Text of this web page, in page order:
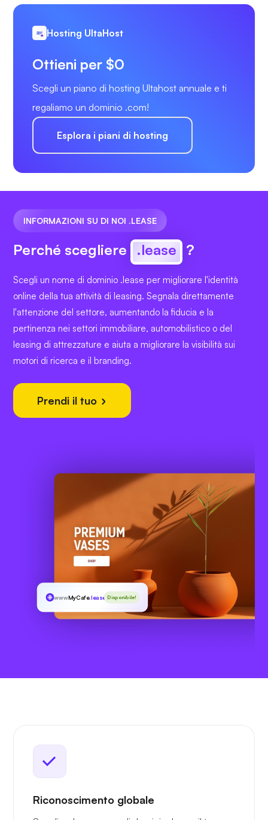
Hosting UltaHost
Ottieni per $0
Scegli un piano di hosting Ultahost annuale e ti
regaliamo un dominio .com!
Esplora i piani di hosting
INFORMAZIONI SU DI NOI .LEASE
Perché scegliere .lease ?
Scegli un nome di dominio .lease per migliorare l'identità
online della tua attività di leasing. Segnala direttamente
l'attenzione del settore, aumentando la fiducia e la
pertinenza nei settori immobiliare, automobilistico o del
leasing di attrezzature e aiuta a migliorare la visibilità sui
motori di ricerca e il branding.
Prendi il tuo
wwwMyCafe.lease Disponibile!
Riconoscimento globale